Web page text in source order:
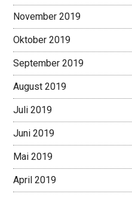
November 2019
Oktober 2019
September 2019
August 2019
Juli 2019
Juni 2019
Mai 2019
April 2019